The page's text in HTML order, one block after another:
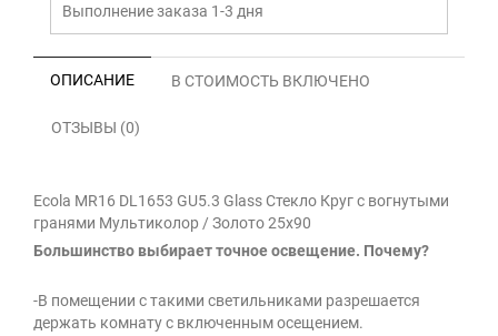
Выполнение заказа 1-3 дня
ОПИСАНИЕ В СТОИМОСТЬ ВКЛЮЧЕНО
ОТЗЫВЫ (0)
Ecola MR16 DL1653 GU5.3 Glass Стекло Круг с вогнутыми
гранями Мультиколор / Золото 25x90
Большинство выбирает точное освещение. Почему?
-В помещении с такими светильниками разрешается
держать комнату с включенным осещением.